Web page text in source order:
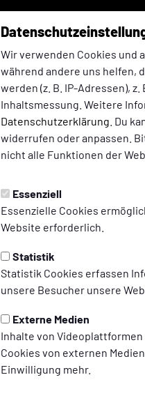
Wir verwenden Cookies und
während andere uns helfen,
werden (z. B. IP-Adressen),
Inhaltsmessung. Weitere
Datenschutzerklärung . Du
widerrufen oder anpassen.
nicht alle Funktionen der
Essenziell
Essenzielle Cookies
Website erforderlich.
Statistik
Statistik Cookies erfassen
unsere Besucher unsere
Externe Medien
Inhalte von
Cookies von externen
Einwilligung mehr.